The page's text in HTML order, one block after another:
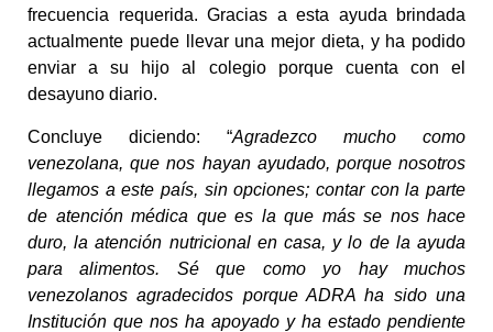
frecuencia requerida. Gracias a esta ayuda brindada
actualmente puede llevar una mejor dieta, y ha podido
enviar a su hijo al colegio porque cuenta con el
desayuno diario.
Concluye diciendo: “Agradezco mucho como
venezolana, que nos hayan ayudado, porque nosotros
llegamos a este país, sin opciones; contar con la parte
de atención médica que es la que más se nos hace
duro, la atención nutricional en casa, y lo de la ayuda
para alimentos. Sé que como yo hay muchos
venezolanos agradecidos porque ADRA ha sido una
Institución que nos ha apoyado y ha estado pendiente